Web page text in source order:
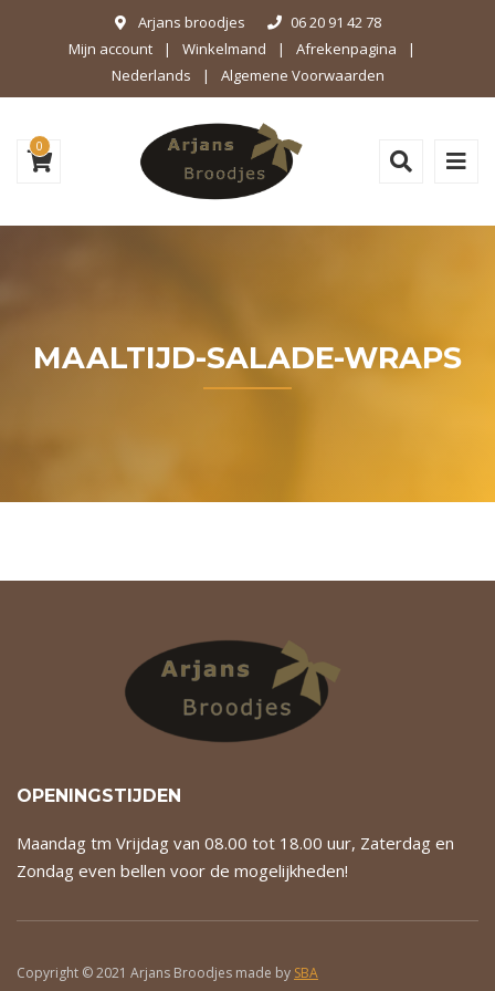
Arjans broodjes
06 20 91 42 78
Mijn account
Winkelmand
Afrekenpagina
Nederlands
Algemene Voorwaarden
0
MAALTIJD-SALADE-WRAPS
OPENINGSTIJDEN
Maandag tm Vrijdag van 08.00 tot 18.00 uur, Zaterdag en
Zondag even bellen voor de mogelijkheden!
Copyright © 2021 Arjans Broodjes made by SBA